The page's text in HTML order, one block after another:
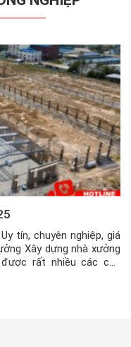
tín, chuyên nghiệp, giá
Xây dựng nhà xưởng
rất nhiều các chủ